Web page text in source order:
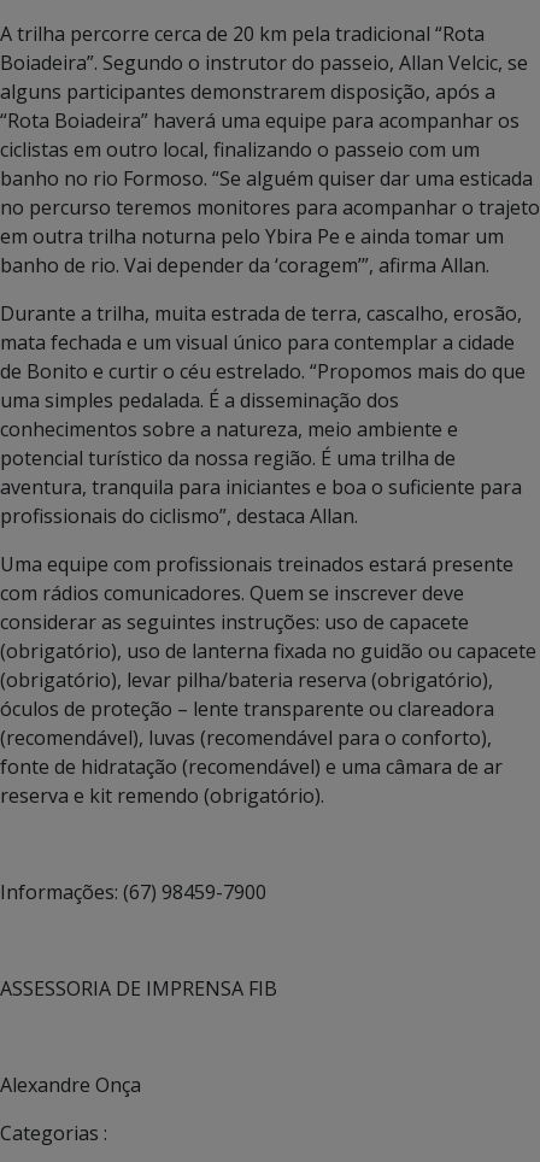
A trilha percorre cerca de 20 km pela tradicional “Rota
Boiadeira”. Segundo o instrutor do passeio, Allan Velcic, se
alguns participantes demonstrarem disposição, após a
“Rota Boiadeira” haverá uma equipe para acompanhar os
ciclistas em outro local, finalizando o passeio com um
banho no rio Formoso. “Se alguém quiser dar uma esticada
no percurso teremos monitores para acompanhar o trajeto
em outra trilha noturna pelo Ybira Pe e ainda tomar um
banho de rio. Vai depender da ‘coragem’”, afirma Allan.
Durante a trilha, muita estrada de terra, cascalho, erosão,
mata fechada e um visual único para contemplar a cidade
de Bonito e curtir o céu estrelado. “Propomos mais do que
uma simples pedalada. É a disseminação dos
conhecimentos sobre a natureza, meio ambiente e
potencial turístico da nossa região. É uma trilha de
aventura, tranquila para iniciantes e boa o suficiente para
profissionais do ciclismo”, destaca Allan.
Uma equipe com profissionais treinados estará presente
com rádios comunicadores. Quem se inscrever deve
considerar as seguintes instruções: uso de capacete
(obrigatório), uso de lanterna fixada no guidão ou capacete
(obrigatório), levar pilha/bateria reserva (obrigatório),
óculos de proteção – lente transparente ou clareadora
(recomendável), luvas (recomendável para o conforto),
fonte de hidratação (recomendável) e uma câmara de ar
reserva e kit remendo (obrigatório).
Informações: (67) 98459-7900
ASSESSORIA DE IMPRENSA FIB
Alexandre Onça
Categorias :